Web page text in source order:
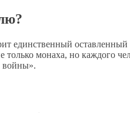
единственный
монаха, но каждого
войны».